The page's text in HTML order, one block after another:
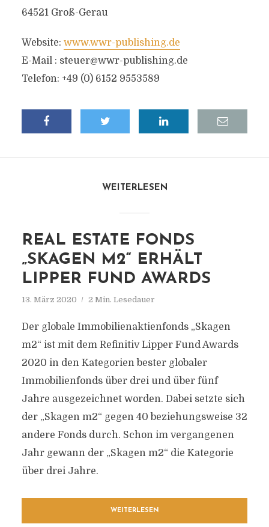
64521 Groß-Gerau
Website: www.wwr-publishing.de
E-Mail : steuer@wwr-publishing.de
Telefon: +49 (0) 6152 9553589
WEITERLESEN
REAL ESTATE FONDS
„SKAGEN M2“ ERHÄLT
LIPPER FUND AWARDS
13. März 2020 2 Min. Lesedauer
Der globale Immobilienaktienfonds „Skagen
m2“ ist mit dem Refinitiv Lipper Fund Awards
2020 in den Kategorien bester globaler
Immobilienfonds über drei und über fünf
Jahre ausgezeichnet worden. Dabei setzte sich
der „Skagen m2“ gegen 40 beziehungsweise 32
andere Fonds durch. Schon im vergangenen
Jahr gewann der „Skagen m2“ die Kategorie
über drei Jahre.
WEITERLESEN